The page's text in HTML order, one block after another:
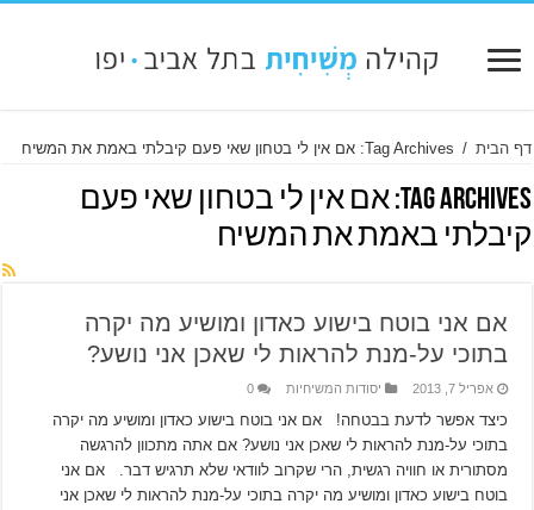
דף הבית / Tag Archives: אם אין לי בטחון שאי פעם קיבלתי באמת את המשיח
Tag Archives: אם אין לי בטחון שאי פעם
קיבלתי באמת את המשיח
אם אני בוטח בישוע כאדון ומושיע מה יקרה
בתוכי על-מנת להראות לי שאכן אני נושע?
אפריל 7, 2013 יסודות המשיחיות 0
כיצד אפשר לדעת בבטחה! אם אני בוטח בישוע כאדון ומושיע מה יקרה
בתוכי על-מנת להראות לי שאכן אני נושע? אם אתה מתכוון להרגשה
מסתורית או חוויה רגשית, הרי שקרוב לוודאי שלא תרגיש דבר. אם אני
בוטח בישוע כאדון ומושיע מה יקרה בתוכי על-מנת להראות לי שאכן אני